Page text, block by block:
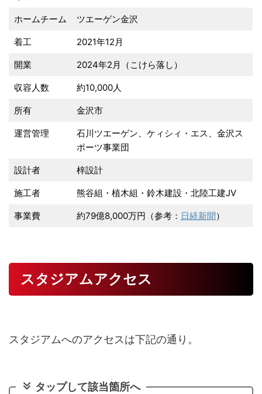
ホームチーム ツエーゲン金沢
着工 2021年12月
開業 2024年2月（こけら落し）
収容人数 約10,000人
所有 金沢市
運営管理
石川ツエーゲン、ケィシィ・エス、金沢ス
ポーツ事業団
設計者 梓設計
施工者 熊谷組・植木組・鈴木建設・北陸工建JV
事業費 約79億8,000万円（参考： 日経新聞）
スタジアムアクセス
スタジアムへのアクセスは下記の通り。
タップして該当箇所へ